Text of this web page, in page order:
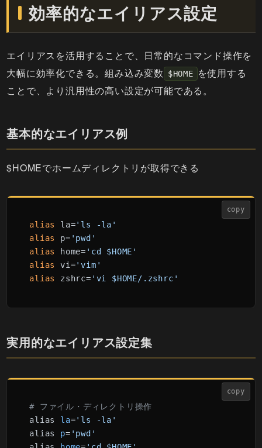
効率的なエイリアス設定
エイリアスを活用することで、日常的なコマンド操作を
大幅に効率化できる。組み込み変数
$HOME
を使用する
ことで、より汎用性の高い設定が可能である。
基本的なエイリアス例
$HOMEでホームディレクトリが取得できる
copy
alias la='ls -la'
alias
p= 'pwd'
alias
home= 'cd $HOME'
alias
vi='vim'
alias
zshrc= 'vi $HOME/.zshrc'
実用的なエイリアス設定集
copy
# ファイル・ディレクトリ操作
alias la='ls -la'
alias p= 'pwd'